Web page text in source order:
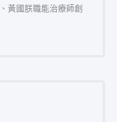
黃國朕職能治療師創